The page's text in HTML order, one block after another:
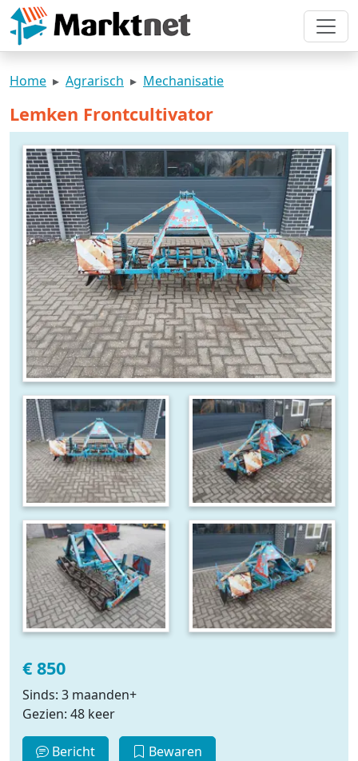
Home Agrarisch Mechanisatie
Lemken Frontcultivator
€ 850
Sinds: 3 maanden+
Gezien: 48 keer
Bericht Bewaren